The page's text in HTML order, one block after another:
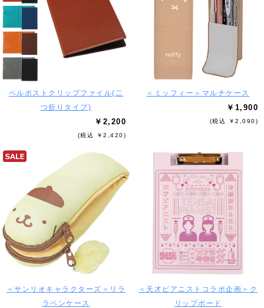
ベルポストクリップファイル(二
つ折りタイプ)
￥2,200
(税込 ￥2,420)
＜ミッフィー＞マルチケース
￥1,900
(税込 ￥2,090)
＜サンリオキャラクターズ＞リラ
ラペンケース
＜天才ピアニストコラボ企画＞ク
リップボード